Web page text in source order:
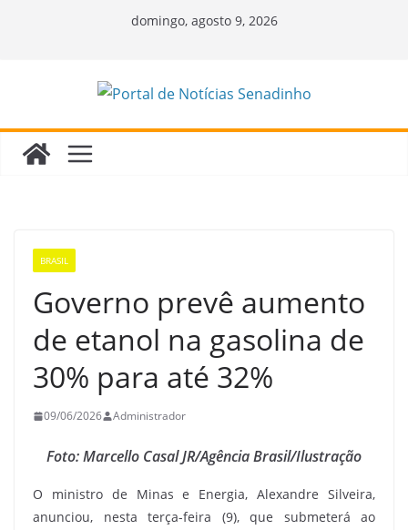
domingo, agosto 9, 2026
BRASIL
Governo prevê aumento
de etanol na gasolina de
30% para até 32%
09/06/2026 Administrador
Foto: Marcello Casal JR/Agência Brasil/Ilustração
O ministro de Minas e Energia, Alexandre Silveira,
anunciou, nesta terça-feira (9), que submeterá ao